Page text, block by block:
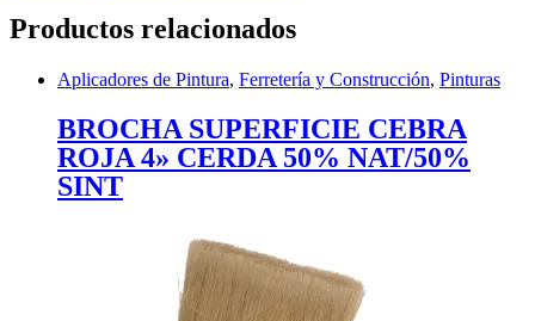
Productos relacionados
Aplicadores de Pintura, Ferretería y Construcción, Pinturas
BROCHA SUPERFICIE CEBRA
ROJA 4» CERDA 50% NAT/50%
SINT